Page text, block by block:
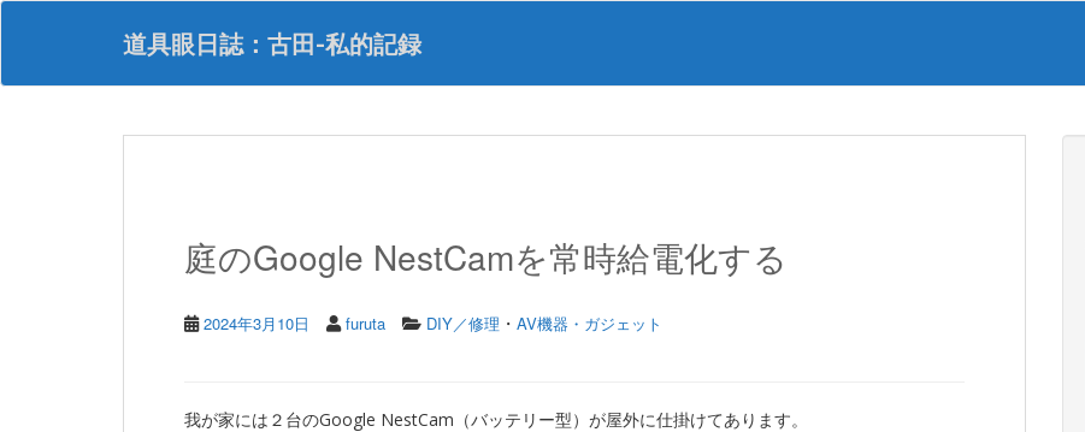
S
p
道具眼日誌：古田-私的記録
庭のGoogle NestCamを常時給電化する
2024年3月10日 furuta DIY／修理 ・ AV機器・ガジェット
我が家には２台のGoogle NestCam（バッテリー型）が屋外に仕掛けてあります。